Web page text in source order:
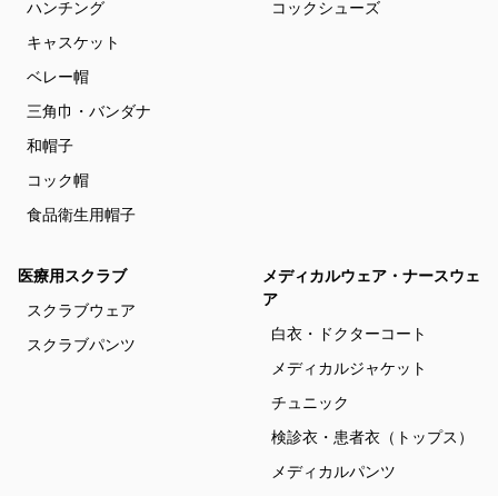
ハンチング
キャスケット
ベレー帽
三角巾・バンダナ
和帽子
コック帽
食品衛生用帽子
コックシューズ
医療用スクラブ
スクラブウェア
スクラブパンツ
メディカルウェア・ナースウェ
ア
白衣・ドクターコート
メディカルジャケット
チュニック
検診衣・患者衣（トップス）
メディカルパンツ